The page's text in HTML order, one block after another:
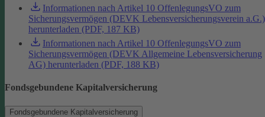
Informationen nach Artikel 10 OffenlegungsVO zum
Sicherungsvermögen (DEVK Lebensversicherungsverein a.G.)
herunterladen (PDF, 187 KB)
Informationen nach Artikel 10 OffenlegungsVO zum
Sicherungsvermögen (DEVK Allgemeine Lebensversicherung
AG) herunterladen (PDF, 188 KB)
Fondsgebundene Kapitalversicherung
Fondsgebundene Kapitalversicherung